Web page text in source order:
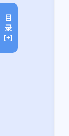
目
录
[+]